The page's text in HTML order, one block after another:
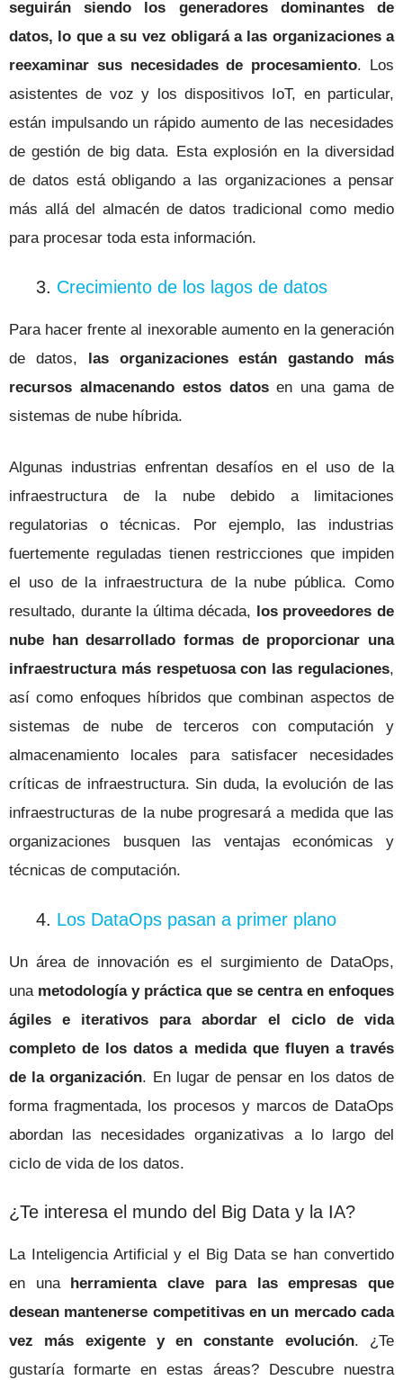
seguirán siendo los generadores dominantes de
datos, lo que a su vez obligará a las organizaciones a
reexaminar sus necesidades de procesamiento. Los
asistentes de voz y los dispositivos IoT, en particular,
están impulsando un rápido aumento de las necesidades
de gestión de big data. Esta explosión en la diversidad
de datos está obligando a las organizaciones a pensar
más allá del almacén de datos tradicional como medio
para procesar toda esta información.
3. Crecimiento de los lagos de datos
Para hacer frente al inexorable aumento en la generación
de datos, las organizaciones están gastando más
recursos almacenando estos datosen una gama de
sistemas de nube híbrida.
Algunas industrias enfrentan desafíos en el uso de la
infraestructura de la nube debido a limitaciones
regulatorias o técnicas. Por ejemplo, las industrias
fuertemente reguladas tienen restricciones que impiden
el uso de la infraestructura de la nube pública. Como
resultado, durante la última década, los proveedores de
nube han desarrollado formas de proporcionar una
infraestructura más respetuosa con las regulaciones,
así como enfoques híbridos que combinan aspectos de
sistemas de nube de terceros con computación y
almacenamiento locales para satisfacer necesidades
críticas de infraestructura. Sin duda, la evolución de las
infraestructuras de la nube progresará a medida que las
organizaciones busquen las ventajas económicas y
técnicas de computación.
4. Los DataOps pasan a primer plano
Un área de innovación es el surgimiento de DataOps,
una metodología y práctica que se centra en enfoques
ágiles e iterativos para abordar el ciclo de vida
completo de los datos a medida que fluyen a través
de la organización. En lugar de pensar en los datos de
forma fragmentada, los procesos y marcos de DataOps
abordan las necesidades organizativas a lo largo del
ciclo de vida de los datos.
¿Te interesa el mundo del Big Data y la IA?
La Inteligencia Artificial y el Big Data se han convertido
en una
herramienta clave para las empresas que
desean mantenerse competitivas en un mercado cada
vez más exigente y en constante evolución. ¿Te
gustaría formarte en estas áreas? Descubre nuestra